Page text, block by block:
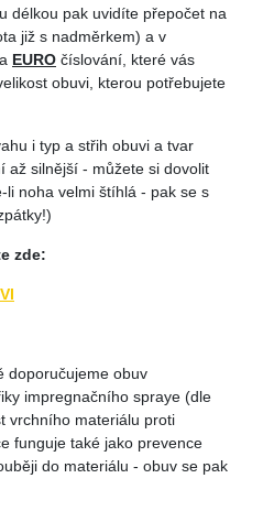
délkou pak uvidíte přepočet na
již s nadměrkem) a v
EURO číslování, které vás
obuvi, kterou potřebujete
i typ a střih obuvi a tvar
až silnější - můžete si dovolit
noha velmi štíhlá - pak se s
zde:
doporučujeme obuv
impregnačního spraye (dle
vrchního materiálu proti
funguje také jako prevence
do materiálu - obuv se pak